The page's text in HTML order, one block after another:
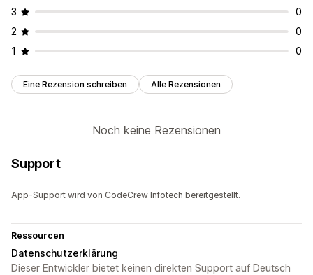
3
0
2
0
1
0
Eine Rezension schreiben Alle Rezensionen
Noch keine Rezensionen
Support
App-Support wird von CodeCrew Infotech bereitgestellt.
Ressourcen
Datenschutzerklärung
Dieser Entwickler bietet keinen direkten Support auf Deutsch